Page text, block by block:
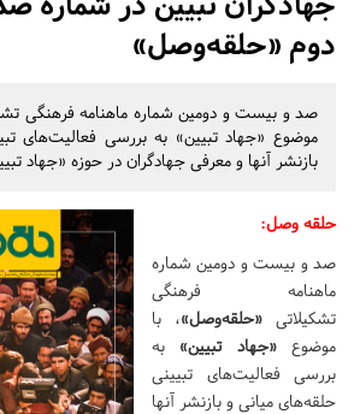
دوم «حلقه‌وصل»
صد و بیست و دومین شماره ماهنامه فرهنگی
موضوع «جهاد تبیین» به بررسی فعالیت‌های
بازنشر آنها و معرفی جهادگران در حوزه «جهاد
حلقه وصل:
صد و بیست و دومین شماره
ماهنامه فرهنگی
تشکیلاتی «حلقه‌وصل»، با
موضوع«جهاد تبیین» به
بررسی فعالیت‌های تبیینی
حلقه‌های میانی و بازنشر آنها